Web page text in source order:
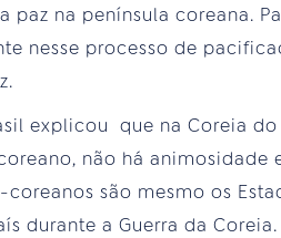
na península coreana.
nesse processo de
explicou que na Coreia
não há animosidade
são mesmo os
durante a Guerra da Coreia.